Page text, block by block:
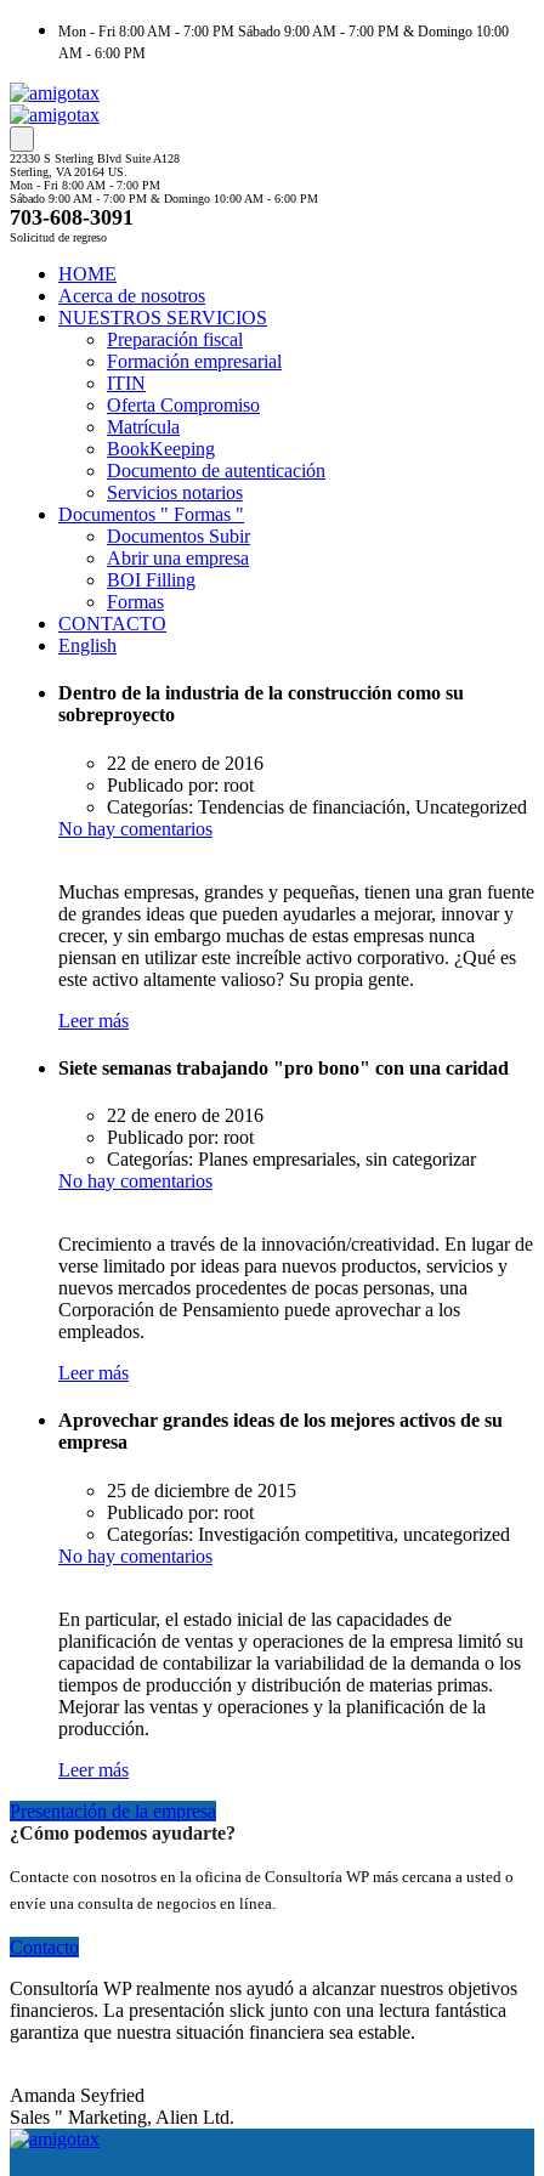
Mon - Fri 8:00 AM - 7:00 PM Sábado 9:00 AM - 7:00 PM & Domingo 10:00
AM - 6:00 PM
22330 S Sterling Blvd Suite A128
Sterling, VA 20164 US.
Mon - Fri 8:00 AM - 7:00 PM
Sábado 9:00 AM - 7:00 PM & Domingo 10:00 AM - 6:00 PM
703-608-3091
Solicitud de regreso
HOME
Acerca de nosotros
NUESTROS SERVICIOS
Preparación fiscal
Formación empresarial
ITIN
Oferta Compromiso
Matrícula
BookKeeping
Documento de autenticación
Servicios notarios
Documentos " Formas "
Documentos Subir
Abrir una empresa
BOI Filling
Formas
CONTACTO
English
Dentro de la industria de la construcción como su
sobreproyecto
22 de enero de 2016
Publicado por: root
Categorías: Tendencias de financiación, Uncategorized
No hay comentarios
Muchas empresas, grandes y pequeñas, tienen una gran fuente
de grandes ideas que pueden ayudarles a mejorar, innovar y
crecer, y sin embargo muchas de estas empresas nunca
piensan en utilizar este increíble activo corporativo. ¿Qué es
este activo altamente valioso? Su propia gente.
Leer más
Siete semanas trabajando "pro bono" con una caridad
22 de enero de 2016
Publicado por: root
Categorías: Planes empresariales, sin categorizar
No hay comentarios
Crecimiento a través de la innovación/creatividad. En lugar de
verse limitado por ideas para nuevos productos, servicios y
nuevos mercados procedentes de pocas personas, una
Corporación de Pensamiento puede aprovechar a los
empleados.
Leer más
Aprovechar grandes ideas de los mejores activos de su
empresa
25 de diciembre de 2015
Publicado por: root
Categorías: Investigación competitiva, uncategorized
No hay comentarios
En particular, el estado inicial de las capacidades de
planificación de ventas y operaciones de la empresa limitó su
capacidad de contabilizar la variabilidad de la demanda o los
tiempos de producción y distribución de materias primas.
Mejorar las ventas y operaciones y la planificación de la
producción.
Leer más
Presentación de la empresa
¿Cómo podemos ayudarte?
Contacte con nosotros en la oficina de Consultoría WP más cercana a usted o
envíe una consulta de negocios en línea.
Contacto
Consultoría WP realmente nos ayudó a alcanzar nuestros objetivos
financieros. La presentación slick junto con una lectura fantástica
garantiza que nuestra situación financiera sea estable.
Amanda Seyfried
Sales " Marketing, Alien Ltd.